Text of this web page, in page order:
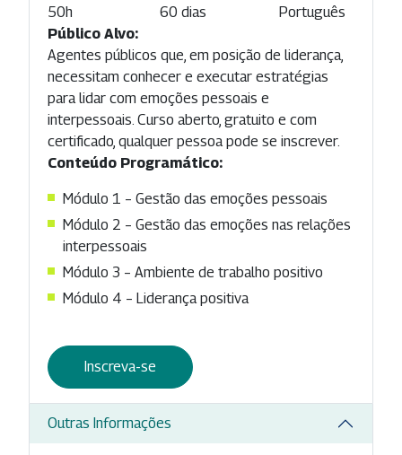
50h
60 dias
Português
Público Alvo:
Agentes públicos que, em posição de liderança,
necessitam conhecer e executar estratégias
para lidar com emoções pessoais e
interpessoais. Curso aberto, gratuito e com
certificado, qualquer pessoa pode se inscrever.
Conteúdo Programático:
Módulo 1 – Gestão das emoções pessoais
Módulo 2 – Gestão das emoções nas relações
interpessoais
Módulo 3 – Ambiente de trabalho positivo
Módulo 4 – Liderança positiva
Inscreva-se
Outras Informações